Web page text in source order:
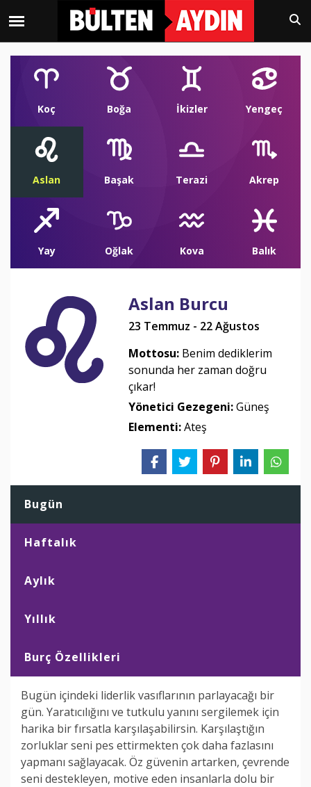
Koç Boğa İkizler Yengeç
Aslan Başak Terazi Akrep
Yay Oğlak Kova Balık
Aslan Burcu
23 Temmuz - 22 Ağustos
Mottosu: Benim dediklerim
sonunda her zaman doğru
çıkar!
Yönetici Gezegeni:Güneş
Elementi:Ateş
Bugün
Haftalık
Aylık
Yıllık
Burç Özellikleri
Bugün içindeki liderlik vasıflarının parlayacağı bir
gün. Yaratıcılığını ve tutkulu yanını sergilemek için
harika bir fırsatla karşılaşabilirsin. Karşılaştığın
zorluklar seni pes ettirmekten çok daha fazlasını
yapmanı sağlayacak. Öz güvenin artarken, çevrende
seni destekleyen, motive eden insanlarla dolu bir